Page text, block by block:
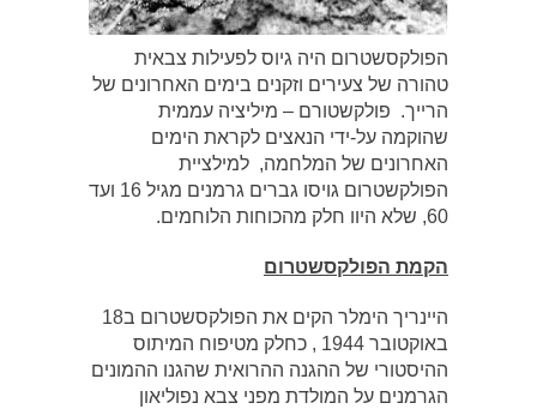
הפולקסשטרום היה גיוס לפעילות צבאית
טהורה של צעירים וזקנים בימים האחרונים של
הרייך. פולקשטורם – מיליציה עממית
שהוקמה על-ידי הנאצים לקראת הימים
האחרונים של המלחמה, למילציית
הפולקשטרום גויסו גברים גרמנים מגיל 16 ועד
60, שלא היוו חלק מהכוחות הלוחמים.
הקמת הפולקסשטרום
היינריך הימלר הקים את הפולקסשטרום ב18
באוקטובר 1944 , כחלק מטיפוח המיתוס
ההיסטורי של ההגנה ההרואית שהגנו ההמונים
הגרמנים על המולדת מפני צבא נפוליאון